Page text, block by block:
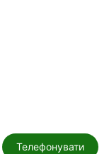
Телефонувати